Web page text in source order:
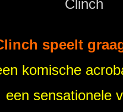
speelt
komische
een sensationele